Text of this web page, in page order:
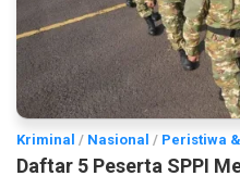
Kriminal / Nasional / Peristiwa
Daftar 5 Peserta SPPI